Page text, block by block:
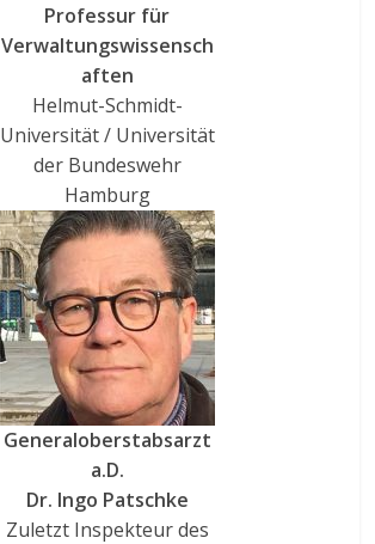
Professur für
Verwaltungswissensch
aften
Helmut-Schmidt-
Universität / Universität
der Bundeswehr
Hamburg
Generaloberstabsarzt
a.D.
Dr. Ingo Patschke
Zuletzt Inspekteur des